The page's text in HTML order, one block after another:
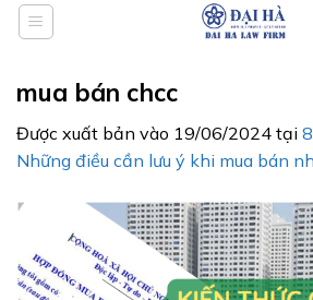
Bỏ
qua
dungmua bán chcc
Được xuất bản vào 19/06/2024 tại
Những điều cần lưu ý khi mua bán